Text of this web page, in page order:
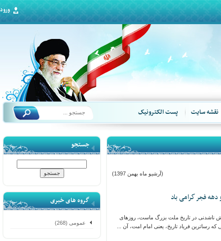
ورود
سایت پست الکترونیک
جستجو
گروه های خبری
عمومی (268)
(آرشیو ماه بهمن 1397)
فجر گرامی باد
ناشدنی در تاریخ ملت بزرگ ماست، روزهای
رساترین فریاد تاریخ، یعنی امام امت، آن ...